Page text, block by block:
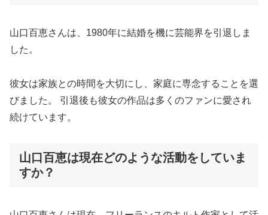
山口百恵さんは、1980年に結婚を機に芸能界を引退しま
した。
彼女は家族との時間を大切にし、家庭に専念することを選
びました。 引退後も彼女の作品は多くのファンに愛され
続けています。
山口百恵は現在どのような活動をしていま
すか？